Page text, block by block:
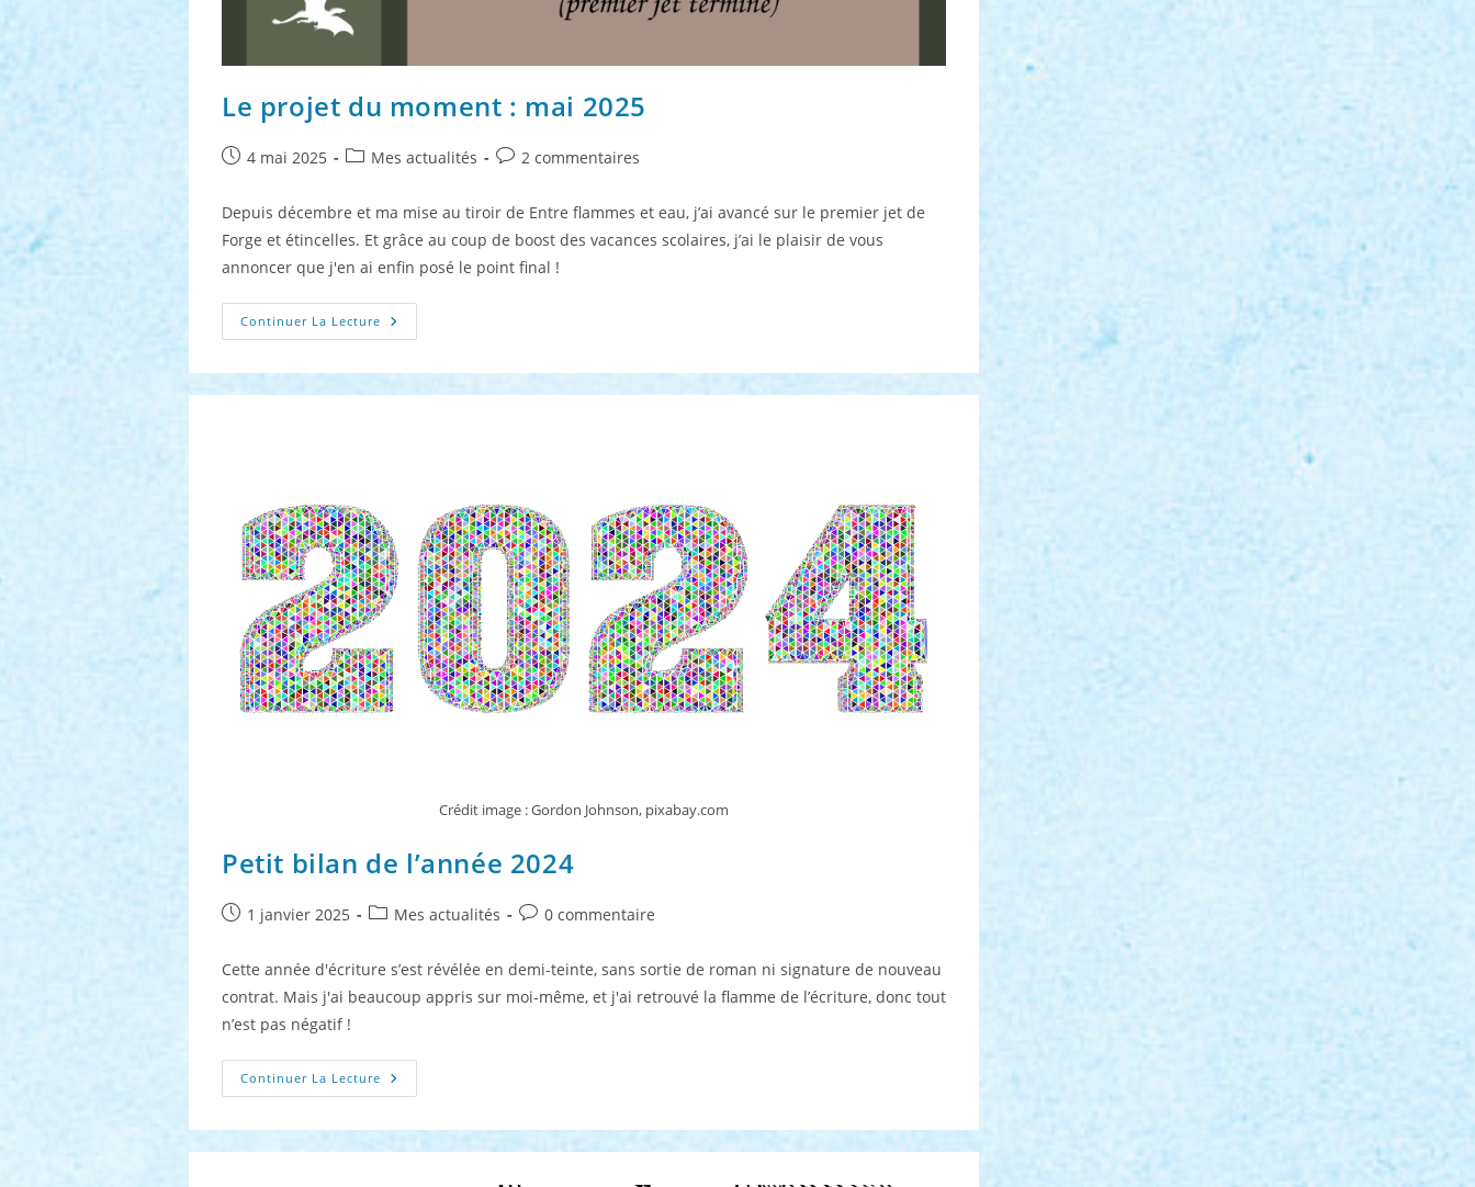
Le projet du moment : mai 2025
Publication
4 mai 2025
PostMes actualités
Commentaires
2 commentaires
Depuis décembre et ma mise au tiroir de Entre flammes et eau, j’ai avancé sur le premier jet de
Forge et étincelles. Et grâce au coup de boost des vacances scolaires, j’ai le plaisir de vous
annoncer que j'en ai enfin posé le point final !
Continuer La Lecture Le
Projet
Mai
Crédit image : Gordon Johnson, pixabay.com
Petit bilan de l’année 2024
Publication
1 janvier 2025
PostMes actualités
Commentaires
publication :
0 commentaire
Cette année d'écriture s’est révélée en demi-teinte, sans sortie de roman ni signature de nouveau
contrat. Mais j'ai beaucoup appris sur moi-même, et j'ai retrouvé la flamme de l’écriture, donc tout
n’est pas négatif !
Continuer La Lecture Petit
Bilan